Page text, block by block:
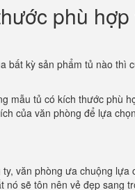
phù
bất kỳ sản phẩm tủ nào thì
mẫu tủ có kích thước phù
của văn phòng để lựa
văn phòng ưa chuộng lựa
sẽ tôn nên vẻ đẹp sang